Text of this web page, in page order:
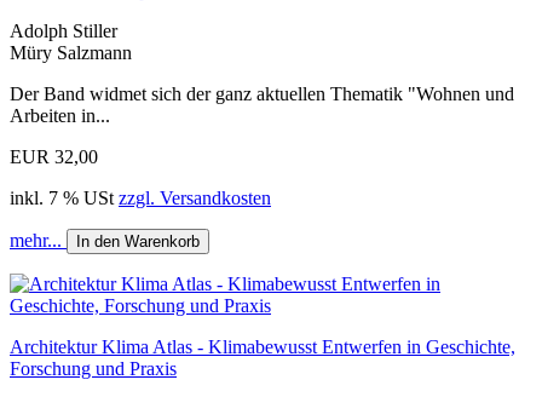
Adolph Stiller
Müry Salzmann
Der Band widmet sich der ganz aktuellen Thematik "Wohnen und
Arbeiten in...
EUR 32,00
inkl. 7 % USt zzgl. Versandkosten
mehr... In den Warenkorb
Architektur Klima Atlas - Klimabewusst Entwerfen in Geschichte,
Forschung und Praxis